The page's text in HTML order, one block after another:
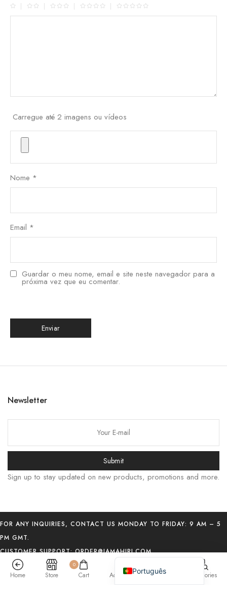
Carregue até 2 imagens ou vídeos
Nome *
Email *
Guardar o meu nome, email e site neste navegador para a
próxima vez que eu comentar.
Newsletter
Submit
Sign up to stay updated on new products, promotions and more.
FOR ANY INQUIRIES, CONTACT US MONDAY TO FRIDAY: 9 AM – 5
PM GMT.
CUSTOMER SUPPORT:ORDER@JAMAHIRI.COM
Twitter Spotify
® 2016-2026
Home Store
0
Cart Account Search Categories
Português
English (UK)
Français
Italiano
Tiếng Việt
हिन्दी